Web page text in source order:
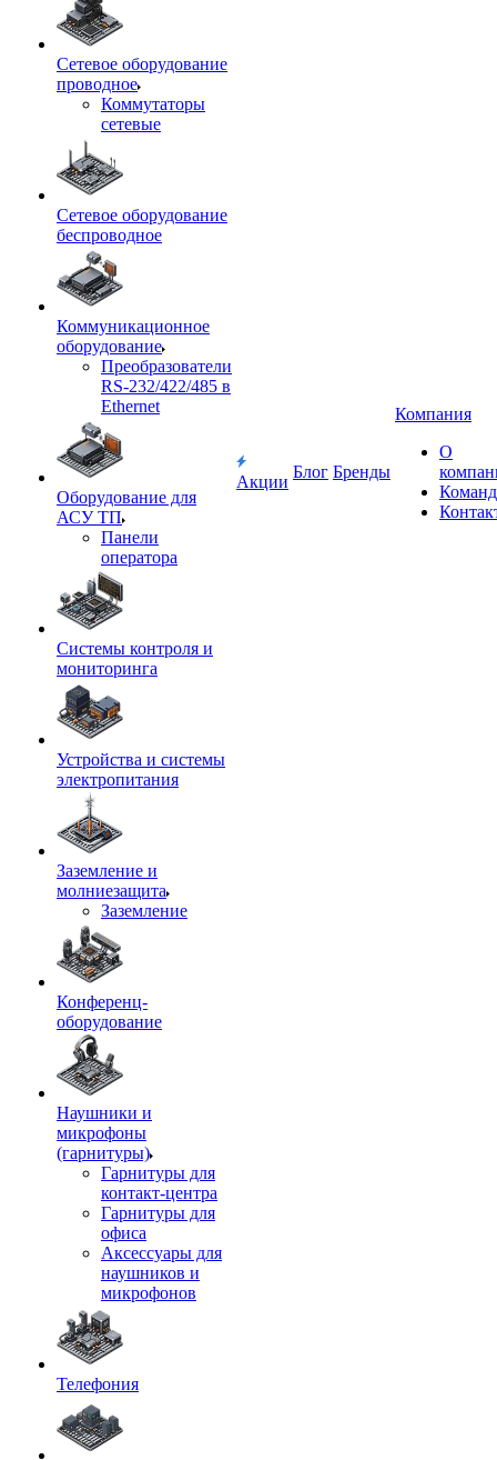
Сетевое оборудование
проводное
Коммутаторы
сетевые
Сетевое оборудование
беспроводное
Коммуникационное
оборудование
Преобразователи
RS-232/422/485 в
Ethernet
Оборудование для
АСУ ТП
Панели
оператора
Системы контроля и
мониторинга
Устройства и системы
электропитания
Заземление и
молниезащита
Заземление
Конференц-
оборудование
Наушники и
микрофоны
(гарнитуры)
Гарнитуры для
контакт-центра
Гарнитуры для
офиса
Аксессуары для
наушников и
микрофонов
Телефония
Акции
Блог Бренды
Компания
О